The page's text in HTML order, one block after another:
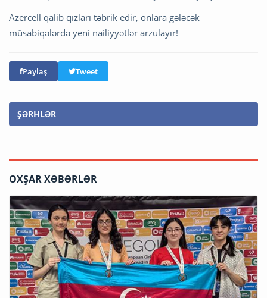
Azercell qalib qızları təbrik edir, onlara gələcək
müsabiqələrdə yeni nailiyyətlər arzulayır!
Paylaş Tweet
ŞƏRHLƏR
OXŞAR XƏBƏRLƏR